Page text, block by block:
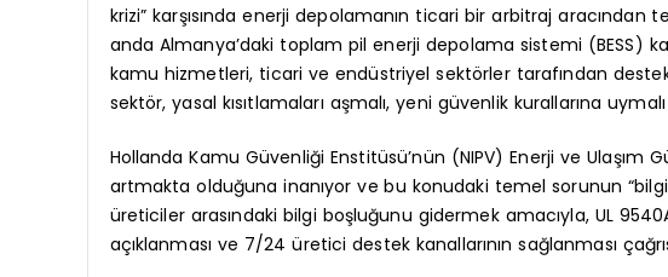
krizi” karşısında enerji depolamanın ticari bir arbitraj
anda Almanya’daki toplam pil enerji depolama sistemi (BESS)
kamu hizmetleri, ticari ve endüstriyel sektörler tarafından
sektör, yasal kısıtlamaları aşmalı, yeni güvenlik kurallarına
Hollanda Kamu Güvenliği Enstitüsü’nün (NIPV) Enerji ve Ulaşım
artmakta olduğuna inanıyor ve bu konudaki temel sorunun
üreticiler arasındaki bilgi boşluğunu gidermek amacıyla, UL
açıklanması ve 7/24 üretici destek kanallarının sağlanması